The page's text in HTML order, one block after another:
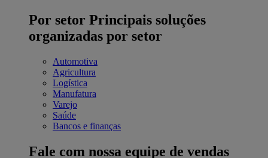
Por setor Principais soluções
organizadas por setor
Automotiva
Agricultura
Logística
Manufatura
Varejo
Saúde
Bancos e finanças
Fale com nossa equipe de vendas